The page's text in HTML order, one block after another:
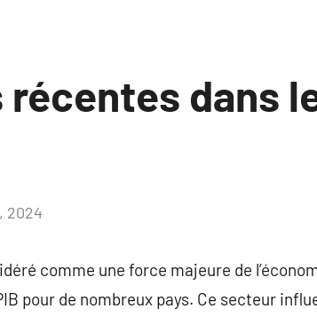
dans
2024
comme une force majeure de
pour de nombreux pays. Ce secteur